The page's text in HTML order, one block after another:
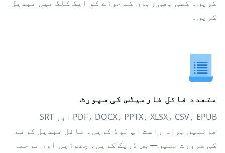
کریں۔ کسی بھی زبان کے جوڑے کو ایک کلک میں تبدیل
کریں۔
متعدد فائل فارمیٹس کی سپورٹ
PDF، DOCX، PPTX، XLSX، CSV، EPUB اور SRT
فائلیں براہ راست اپ لوڈ کریں۔ فائل تبدیل کرنے
کی ضرورت نہیں—بس ڈریگ کریں، چھوڑیں اور ترجمہ